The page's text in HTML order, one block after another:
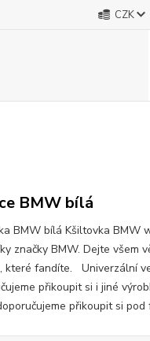
CZK
BMW bílá
BMW bílá Kšiltovka BMW
značky BMW. Dejte všem
které fandíte. Univerzální
přikoupit si i jiné
přikoupit si pod